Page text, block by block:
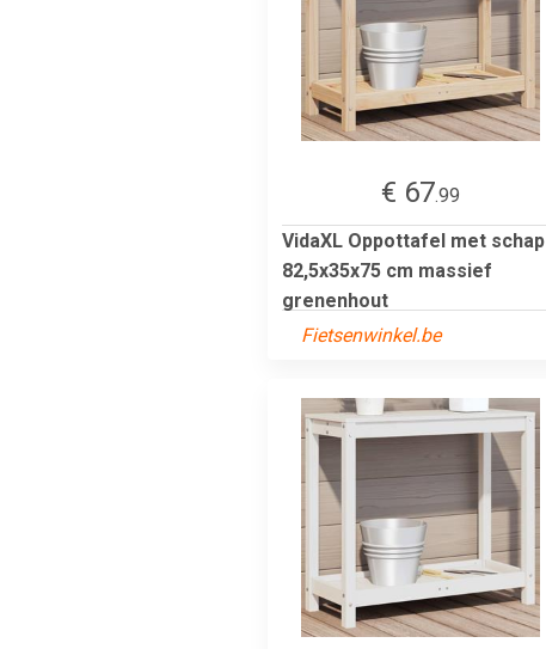
€ 67.99
VidaXL Oppottafel met schap
82,5x35x75 cm massief
grenenhout
Fietsenwinkel.be